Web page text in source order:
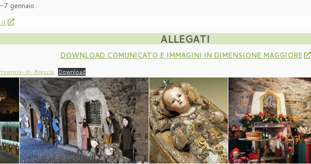
gennaio.
ALLEGATI
DOWNLOAD COMUNICATO E IMMAGINI IN DIMENSIONE MAGGIORE
di-Brescia Download